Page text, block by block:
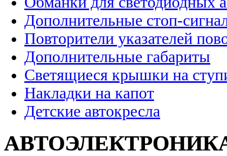
Дополнительные стоп-
Повторители указателей
Дополнительные габариты
Светящиеся крышки на
Накладки на капот
Детские автокресла